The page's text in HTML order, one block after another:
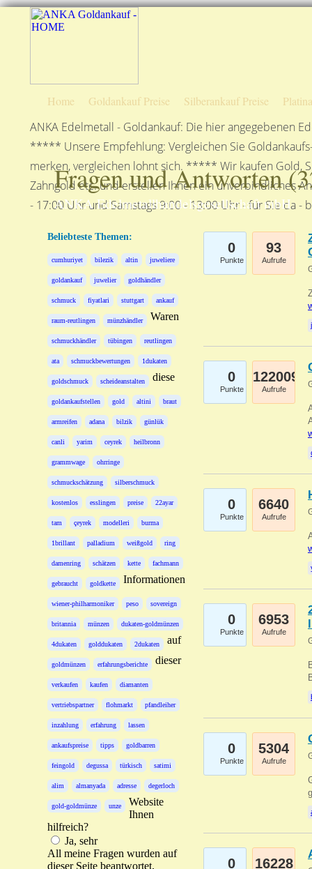
Home Goldankauf Preise Silberankauf Preise
ANKA Edelmetall - Goldankauf: Die hier angegebenen
***** Unsere Empfehlung: Vergleichen Sie
merken, vergleichen lohnt sich. ***** Wir kaufen Gold,
Zahngold etc. und erstellen Ihnen ein unverbindliches
- 17:00 Uhr und Samstags 9:00 - 13:00 Uhr - für Sie
Fragen und Antworten (
ANKA Edelmetallhandelsgesellschaft mbH
Beliebteste Themen:
cumhuriyet bilezik altin juweliere
goldankauf juwelier goldhändler
schmuck fiyatlari stuttgart ankauf
raum-reutlingen münzhändler
schmuckhändler tübingen reutlingen
ata schmuckbewertungen 1dukaten
goldschmuck scheideanstalten
goldankaufstellen gold altini braut
armreifen adana bilzik günlük
canli yarim ceyrek heilbronn
grammwage ohrringe
schmuckschätzung silberschmuck
kostenlos esslingen preise 22ayar
tam çeyrek modelleri burma
1brillant palladium weißgold ring
damenring schätzen kette fachmann
gebraucht goldkette
wiener-philharmoniker peso sovereign
britannia münzen dukaten-goldmünzen
4dukaten golddukaten 2dukaten
goldmünzen erfahrungsberichte
verkaufen kaufen diamanten
vertriebspartner flohmarkt pfandleiher
inzahlung erfahrung lassen
ankaufspreise tipps goldbarren
feingold degussa türkisch satimi
alim almanyada adresse degerloch
gold-goldmünze unze
Waren
diese
Informationen
auf
dieser
Website
Ihnen
hilfreich?
Ja, sehr
All meine Fragen wurden auf
dieser Seite beantwortet.
0
Punkte
93
Aufrufe
0
Punkte
122009
Aufrufe
0
Punkte
6640
Aufrufe
0
Punkte
6953
Aufrufe
0
Punkte
5304
Aufrufe
0 16228